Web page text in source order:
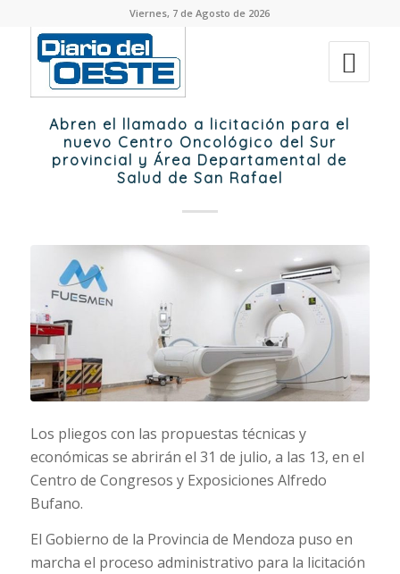
Viernes, 7 de Agosto de 2026
Abren el llamado a licitación para el
nuevo Centro Oncológico del Sur
provincial y Área Departamental de
Salud de San Rafael
Los pliegos con las propuestas técnicas y
económicas se abrirán el 31 de julio, a las 13, en el
Centro de Congresos y Exposiciones Alfredo
Bufano.
El Gobierno de la Provincia de Mendoza puso en
marcha el proceso administrativo para la licitación